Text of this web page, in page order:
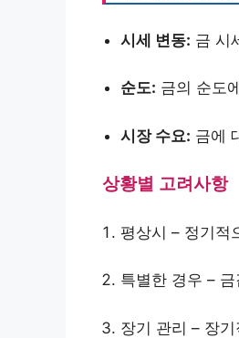
시세 변동: 금 시
순도: 금의 순도
시장 수요: 금에
상황별 고려사항
평상시 – 정기적
특별한 경우 –
장기 관리 – 장